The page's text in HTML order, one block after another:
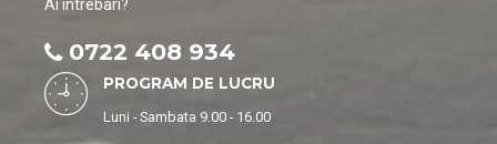
Ai intrebari?
0722 408 934
PROGRAM DE LUCRU
Luni - Sambata 9.00 - 16.00